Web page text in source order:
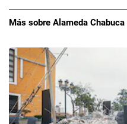
Más sobre Alameda Chabuca